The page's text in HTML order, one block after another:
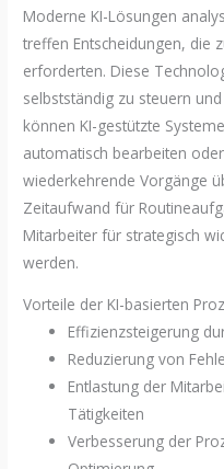
Moderne KI-Lösungen
treffen Entscheidungen, die
erforderten. Diese
selbstständig zu steuern
können KI-gestützte
automatisch bearbeiten
wiederkehrende Vorgänge
Zeitaufwand für
Mitarbeiter für strategisch
werden.
Vorteile der KI-basierten
Effizienzsteigerung
Reduzierung von
Entlastung der
Tätigkeiten
Verbesserung der